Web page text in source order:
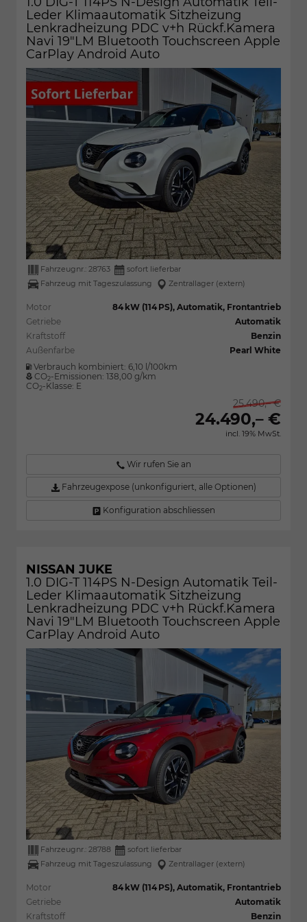
Leder Klimaautomatik Sitzheizung
Lenkradheizung PDC v+h Rückf.Kamera
Navi 19"LM Bluetooth Touchscreen Apple
CarPlay Android Auto
Fahrzeugnr.: 28763
sofort lieferbar
Fahrzeug mit Tageszulassung
Zentrallager (extern)
Motor
84 kW (114 PS), Automatik, Frontantrieb
Getriebe
Automatik
Kraftstoff
Benzin
Außenfarbe
Pearl White
Verbrauch kombiniert: 6,10 l/100km
CO2-Emissionen: 138,00 g/km
CO2-Klasse: E
25.490,– €
24.490,– €
incl. 19% MwSt.
Wir rufen Sie an
Fahrzeugexpose (unkonfiguriert, alle Optionen)
Konfiguration abschliessen
NISSAN JUKE
1.0 DIG-T 114PS N-Design Automatik Teil-
Leder Klimaautomatik Sitzheizung
Lenkradheizung PDC v+h Rückf.Kamera
Navi 19"LM Bluetooth Touchscreen Apple
CarPlay Android Auto
Fahrzeugnr.: 28788
sofort lieferbar
Fahrzeug mit Tageszulassung
Zentrallager (extern)
Motor
84 kW (114 PS), Automatik, Frontantrieb
Getriebe
Automatik
Kraftstoff
Benzin